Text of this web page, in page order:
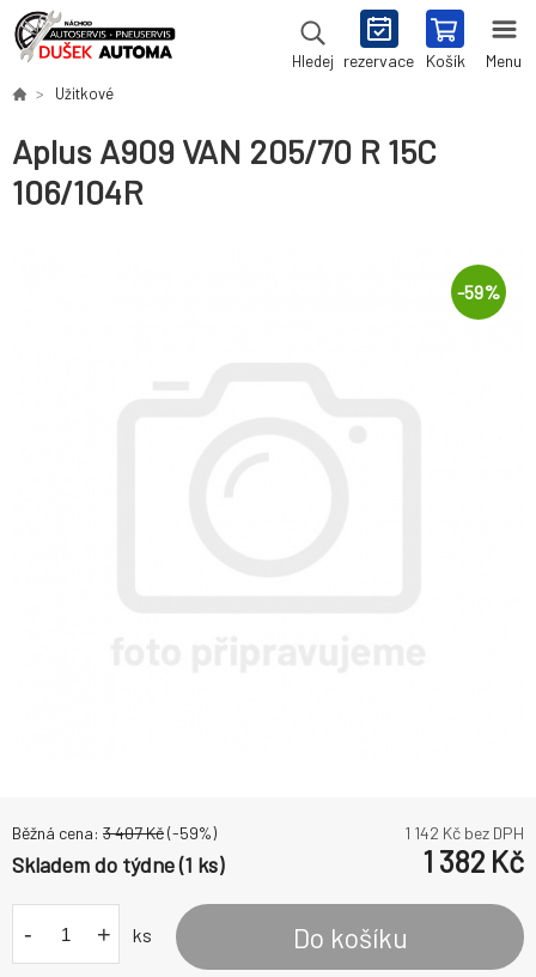
Hledej rezervace Košík Menu
Užitkové
Aplus A909 VAN 205/70 R 15C
106/104R
-59%
Běžná cena: 3 407Kč(-59%) 1 142 Kč bez DPH
Skladem do týdne (1 ks) 1 382 Kč
- + ks Do košíku